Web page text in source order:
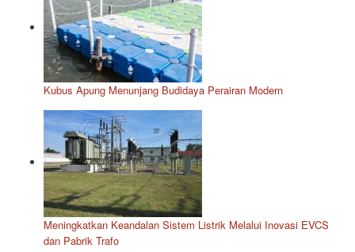
Kubus Apung Menunjang Budidaya Perairan Modern
Meningkatkan Keandalan Sistem Listrik Melalui Inovasi EVCS
dan Pabrik Trafo